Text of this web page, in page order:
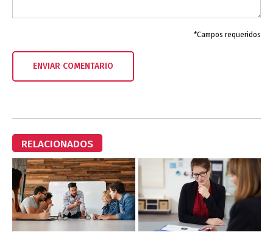
*Campos requeridos
RELACIONADOS